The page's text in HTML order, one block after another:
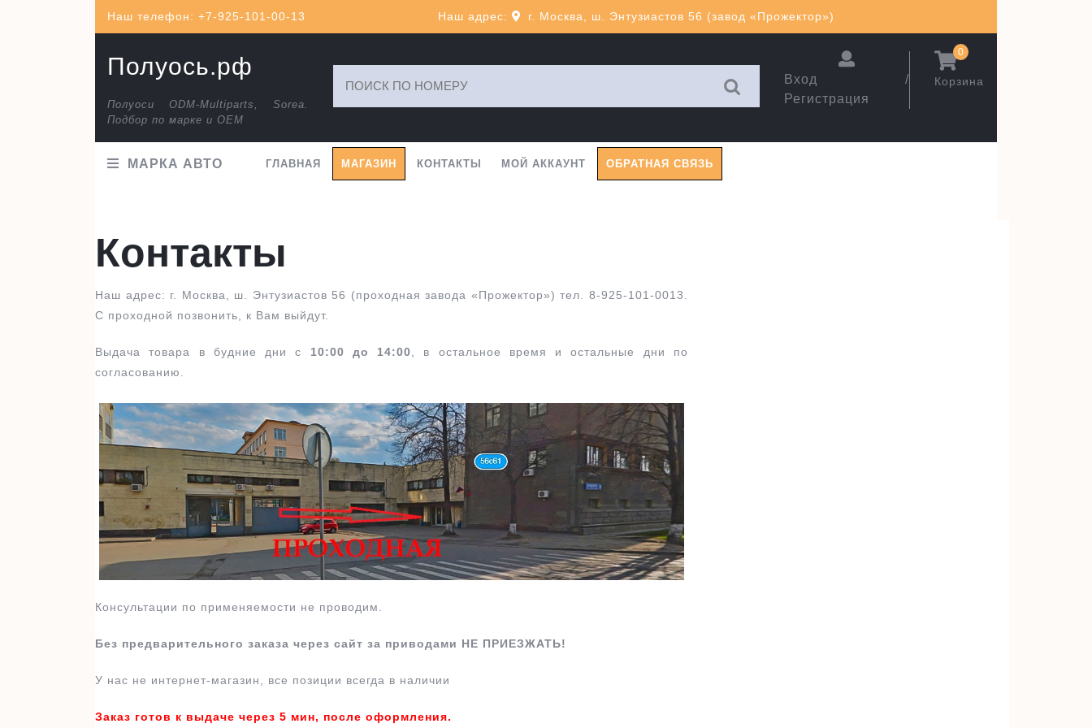
Наш телефон: +7-925-101-00-13 Наш адрес: г. Москва, ш. Энтузиастов 56 (завод «Прожектор»)
Полуось.рф
Полуоси ODM-Multiparts, Sorea.
Подбор по марке и ОЕМ
Вход /
Регистрация
Корзина
0
МАРКА АВТО ГЛАВНАЯ МАГАЗИН КОНТАКТЫ МОЙ АККАУНТ ОБРАТНАЯ СВЯЗЬ
Контакты
Наш адрес: г. Москва, ш. Энтузиастов 56 (проходная завода «Прожектор») тел. 8-925-101-0013.
C проходной позвонить, к Вам выйдут.
Выдача товара в будние дни с 10:00 до 14:00 , в остальное время и остальные дни по
согласованию.
Консультации по применяемости не проводим.
Без предварительного заказа через сайт за приводами НЕ ПРИЕЗЖАТЬ!
У нас не интернет-магазин, все позиции всегда в наличии
Заказ готов к выдаче через 5 мин, после оформления.